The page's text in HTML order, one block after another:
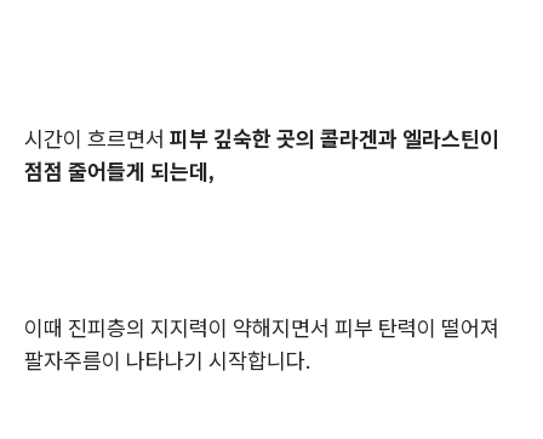
시간이 흐르면서 피부 깊숙한 곳의 콜라겐과 엘라스틴이
점점 줄어들게 되는데,
이때 진피층의 지지력이 약해지면서 피부 탄력이 떨어져
팔자주름이 나타나기 시작합니다.